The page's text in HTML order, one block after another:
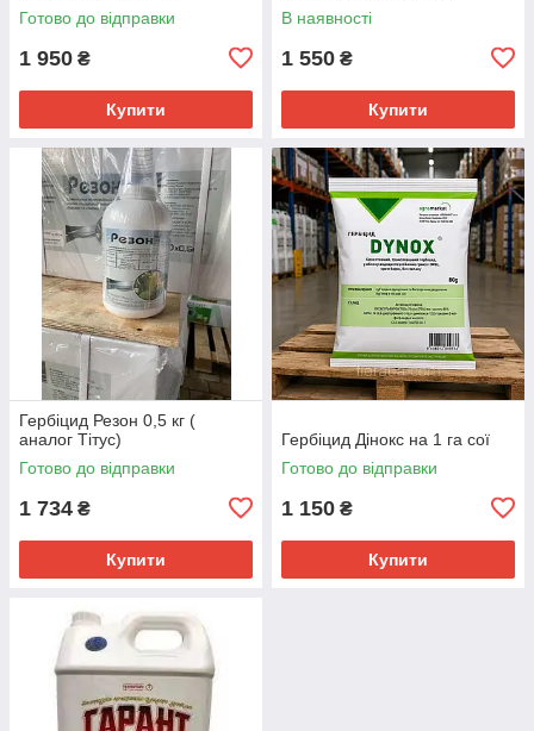
Готово до відправки
1 950 ₴
Купити
В наявності
1 550 ₴
Купити
Гербіцид Резон 0,5 кг (
аналог Тітус)
Готово до відправки
1 734 ₴
Купити
Гербіцид Дінокс на 1 га сої
Готово до відправки
1 150 ₴
Купити